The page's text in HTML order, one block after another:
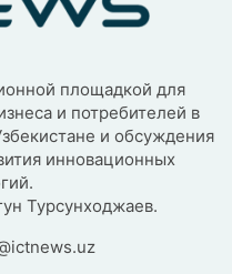
площадкой для
и потребителей в
и обсуждения
инновационных
Турсунходжаев.